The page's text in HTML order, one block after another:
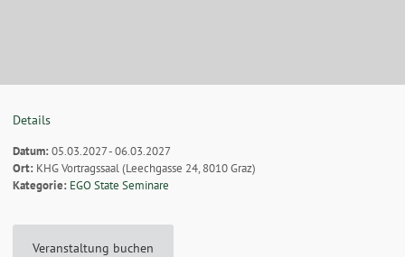
Details
Datum:05.03.2027 - 06.03.2027
Ort: KHG Vortragssaal (Leechgasse 24, 8010 Graz)
Kategorie: EGO State Seminare
Veranstaltung buchen